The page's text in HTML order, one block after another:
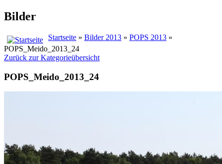
Bilder
Startseite » Bilder 2013 » POPS 2013 »
POPS_Meido_2013_24
Zurück zur Kategorieübersicht
POPS_Meido_2013_24